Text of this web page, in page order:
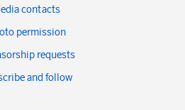
contacts
permission
requests
and follow